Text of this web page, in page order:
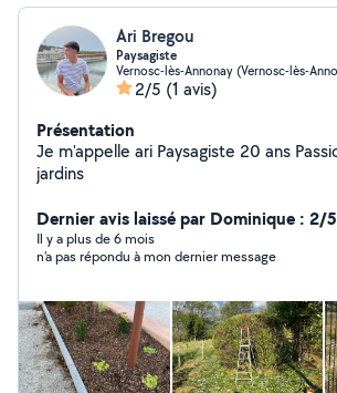
Ari Bregou
Paysagiste
Vernosc-lès-Annonay (Vernosc-lès-
2/5 (1 avis)
Présentation
Je m'appelle ari Paysagiste 20 ans Passionner par l'es
jardins
Dernier avis laissé par Dominique : 2/5
Il y a plus de 6 mois
n'a pas répondu à mon dernier message